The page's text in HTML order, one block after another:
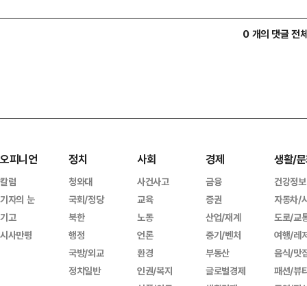
0 개의 댓글 전
오피니언
칼럼
기자의 눈
기고
시사만평
정치
청와대
국회/정당
북한
행정
국방/외교
정치일반
사회
사건사고
교육
노동
언론
환경
인권/복지
경제
금융
증권
산업/재계
중기/벤처
부동산
글로벌경제
생활/
건강정보
자동차/
도로/교
여행/레
음식/맛
패션/뷰